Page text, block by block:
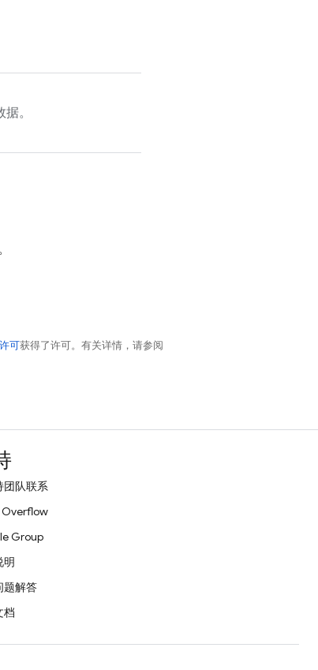
。
可获得了许可。有关详情，请参阅
团队联系
Group
明
题解答
档